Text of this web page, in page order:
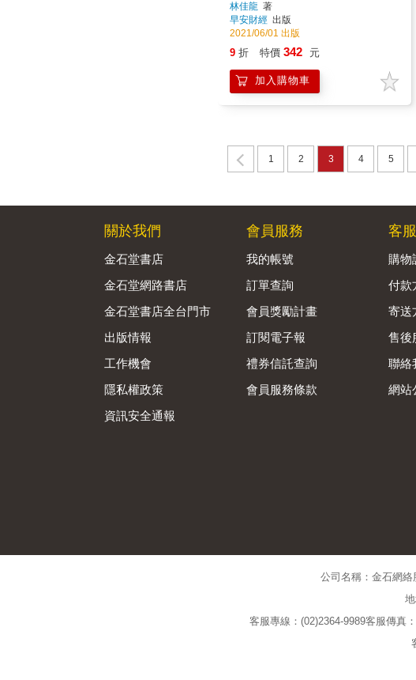
林佳龍 著
早安財經 出版
2021/06/01 出版
9 折 特價 342 元
加入購物車
1 2 3 4 5
關於我們
金石堂書店
金石堂網路書店
金石堂書店全台門市
出版情報
工作機會
隱私權政策
資訊安全通報
會員服務
我的帳號
訂單查詢
會員獎勵計畫
訂閱電子報
禮券信託查詢
會員服務條款
客
購物
付款
寄送
售後
聯絡
網站
公司名稱：金石網絡
客服專線：(02)2364-9989客服傳真